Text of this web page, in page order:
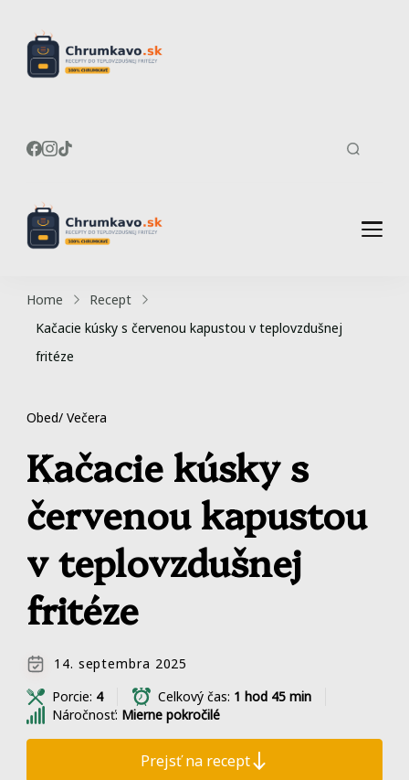
fritézy
Home
Recept
Kačacie kúsky s červenou kapustou v teplovzdušnej
fritéze
Obed/ Večera
Kačacie kúsky s
červenou kapustou
v teplovzdušnej
fritéze
14. septembra 2025
Porcie: 4 Celkový čas: 1 hod 45 min
Náročnosť: Mierne pokročilé
Prejsť na recept